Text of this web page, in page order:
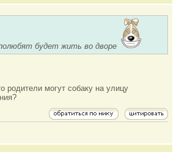
будет жить во дворе
родители могут собаку на улицу